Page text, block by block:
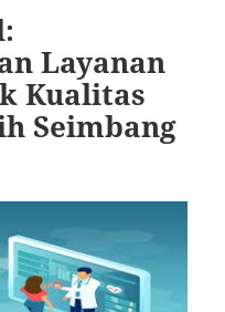
Layanan
Kualitas
Seimbang